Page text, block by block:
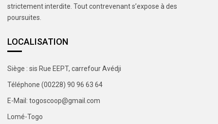
strictement interdite. Tout contrevenant s’expose à des
poursuites.
LOCALISATION
Siège : sis Rue EEPT, carrefour Avédji
Téléphone (00228) 90 96 63 64
E-Mail: togoscoop@gmail.com
Lomé-Togo